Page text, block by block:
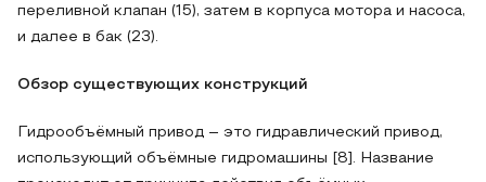
переливной клапан (15), затем в корпуса мотора и насоса,
и далее в бак (23).
Обзор существующих конструкций
Гидрообъёмный привод – это гидравлический привод,
использующий объёмные гидромашины [8]. Название